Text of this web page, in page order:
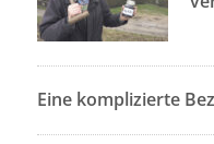
Eine komplizierte